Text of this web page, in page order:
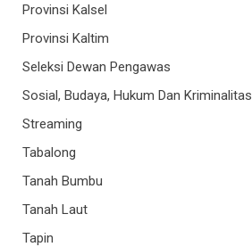
Provinsi Kalsel
Provinsi Kaltim
Seleksi Dewan Pengawas
Sosial, Budaya, Hukum Dan Kriminalitas
Streaming
Tabalong
Tanah Bumbu
Tanah Laut
Tapin